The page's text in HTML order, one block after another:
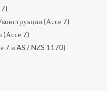
(Ассе 7)
(Ассе 7)
7 и AS / NZS 1170)